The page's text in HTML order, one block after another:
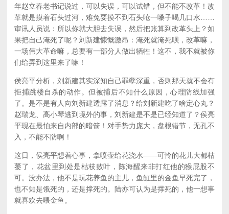
年赵立春老书记说过，可以失误，可以试错，但不能不改革！改
革就是摸着石头过河，难免要摸不到石头呛一嗓子喝几口水……
审讯人员说：所以你就大胆去失误，然后把账算到改革头上？如
果把自己淹死了呢？刘新建慷慨激昂：淹死就淹死呗，改革嘛，
一场伟大革命嘛，总要有一部分人做出牺牲！这不，我不就被你
们给弄到这里来了嘛！
侯亮平分析，刘新建其实深知自己罪孽深重，否则那天就不会有
拒捕跳楼自杀的动作。但被捕后不知什么原因，心理防线加强
了。是不是有人向刘新建透露了消息？给刘新建吃了啥定心丸？
赵瑞龙、高小琴逃到境外的事，刘新建是不是已经知道了？侯亮
平现在最怕来自内部的暗箭！对手势力庞大，盘根错节，无孔不
入，不能不防啊！
这日，侯亮平想着心事，拿喷壶给花浇水——可怜的花儿大都枯
萎了，花盆里到处是枯枝败叶，陈海醒来非打红他的猴屁股不
可。没办法，他不是玩花养鱼的主儿，鱼缸里的金鱼早死完了，
也不知是饿死的，还是撑死的。陆亦可认为是撑死的，他一想事
就喜欢去喂金鱼。